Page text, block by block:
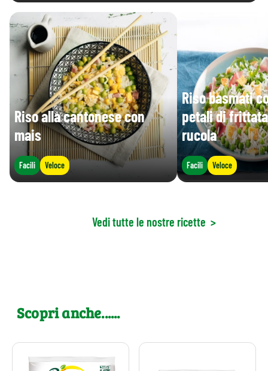
Riso alla cantonese con
mais
Facili Veloce
Riso basmati
petali di
rucola
Facili Veloce
Vedi tutte le nostre ricette >
Scopri anche......